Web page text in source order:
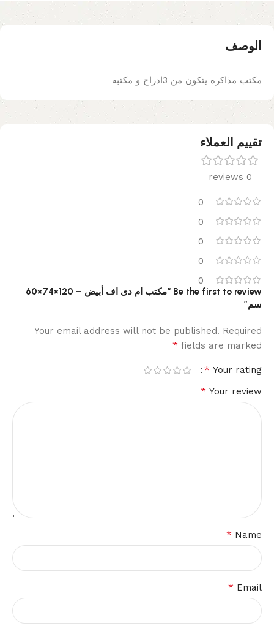
الوصف
مكتب مذاكره يتكون من 3ادراج و مكتبه
تقييم العملاء
0 reviews
0
0
0
0
0
Be the first to review “مكتب ام دى اف أبيض – 120×74×60
سم”
Your email address will not be published. Required
fields are marked
*
Your rating
*
Your review
*
Name
*
Email
*